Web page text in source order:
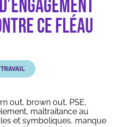
ce fléau
out, brown out, PSE,
maltraitance au
et symboliques, manque